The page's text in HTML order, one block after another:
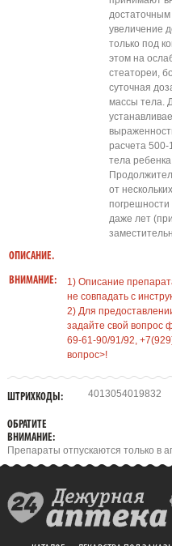
достаточным
увеличение
только под
этом на
стеатореи,
суточная
массы тела.
расчета
тела
от
погрешности
даже лет
ОПИСАНИЕ.
ВНИМАНИЕ:
1) Описание
не совпадать с
2) Для
задайте свой вопрос
69-61-90/91/92,
вопрос>!
ШТРИХКОДЫ: 4013054019832
ОБРАТИТЕ
ВНИМАНИЕ:
Препараты отпускаются только в